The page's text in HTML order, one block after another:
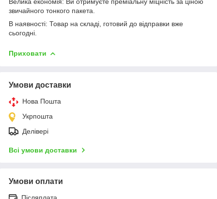
звичайного тонкого пакета.
В наявності: Товар на складі, готовий до відправки вже
сьогодні.
Приховати
Умови доставки
Нова Пошта
Укрпошта
Делівері
Всі умови доставки
Умови оплати
Післяплата